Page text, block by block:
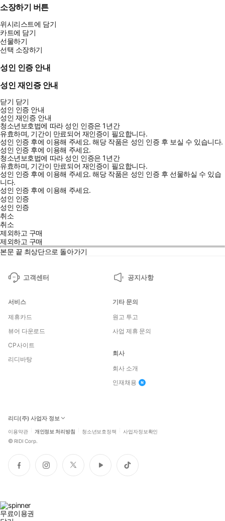
소장하기 버튼
위시리스트에 담기
카트에 담기
선물하기
선택 소장하기
성인 인증 안내
성인 재인증 안내
닫기 닫기
성인 인증 안내
성인 재인증 안내
청소년보호법에 따라 성인 인증은 1년간
유효하며, 기간이 만료되어 재인증이 필요합니다.
성인 인증 후에 이용해 주세요.해당 작품은 성인 인증 후 보실 수 있습니다.
성인 인증 후에 이용해 주세요.
청소년보호법에 따라 성인 인증은 1년간
유효하며, 기간이 만료되어 재인증이 필요합니다.
성인 인증 후에 이용해 주세요.해당 작품은 성인 인증 후 선물하실 수 있습
니다.
성인 인증 후에 이용해 주세요.
성인 인증
성인 인증
취소
취소
제외하고 구매
제외하고 구매
본문 끝 최상단으로 돌아가기
고객센터 공지사항
서비스
제휴카드
뷰어 다운로드
CP사이트
리디바탕
기타 문의
원고 투고
사업 제휴 문의
회사
회사 소개
인재채용
리디(주) 사업자 정보
이용약관 개인정보 처리방침 청소년보호정책 사업자정보확인
© RIDI Corp.
페
이
인
스
트
위
유
튜
틱
톡
무료이용권